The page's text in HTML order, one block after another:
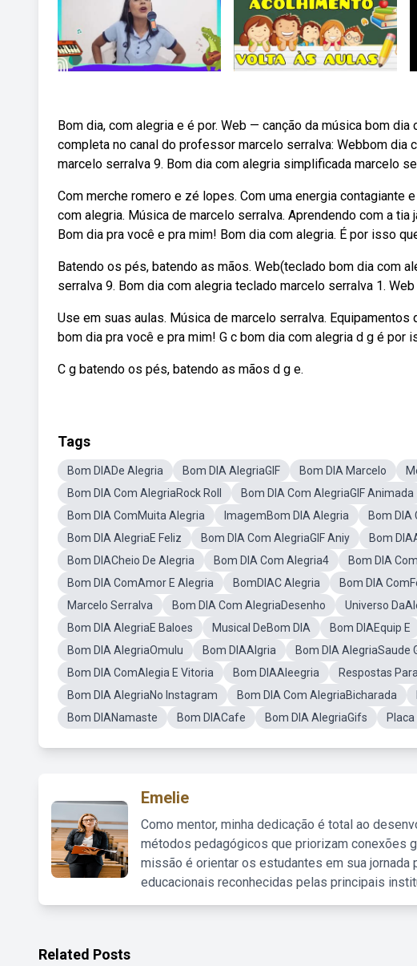
Bom dia, com alegria e é por. Web — canção da música bom
completa no canal do professor marcelo serralva: Webbom
marcelo serralva 9. Bom dia com alegria simplificada marcelo
Com merche romero e zé lopes. Com uma energia
com alegria. Música de marcelo serralva. Aprendendo com a
Bom dia pra você e pra mim! Bom dia com alegria. É por isso
Batendo os pés, batendo as mãos. Web(teclado bom dia com
serralva 9. Bom dia com alegria teclado marcelo serralva 1.
Use em suas aulas. Música de marcelo serralva.
bom dia pra você e pra mim! G c bom dia com alegria d g é por
C g batendo os pés, batendo as mãos d g e.
Tags
Bom DIADe Alegria Bom DIA AlegriaGIF Bom DIA Marcelo
Bom DIA Com AlegriaRock Roll
Bom DIA Com AlegriaGIF Animada
Bom DIA ComMuita Alegria
ImagemBom DIA Alegria Bom DIA
Bom DIA AlegriaE Feliz
Bom DIA Com AlegriaGIF Aniy Bom
Bom DIACheio De Alegria
Bom DIA Com Alegria4 Bom DIA
Bom DIA ComAmor E Alegria
BomDIAC Alegria Bom DIA
Marcelo Serralva
Bom DIA Com AlegriaDesenho Universo
Bom DIA AlegriaE Baloes
Musical DeBom DIA Bom DIAEquip E
Bom DIA AlegriaOmulu
Bom DIAAlgria Bom DIA AlegriaSaude
Bom DIA ComAlegia E Vitoria
Bom DIAAleegria Respostas
Bom DIA AlegriaNo Instagram
Bom DIA Com AlegriaBicharada
Bom DIANamaste
Bom DIACafe Bom DIA AlegriaGifs
Emelie
Como mentor, minha dedicação é total ao
métodos pedagógicos que priorizam conexões
missão é orientar os estudantes em sua jornada
educacionais reconhecidas pelas principais
Related Posts